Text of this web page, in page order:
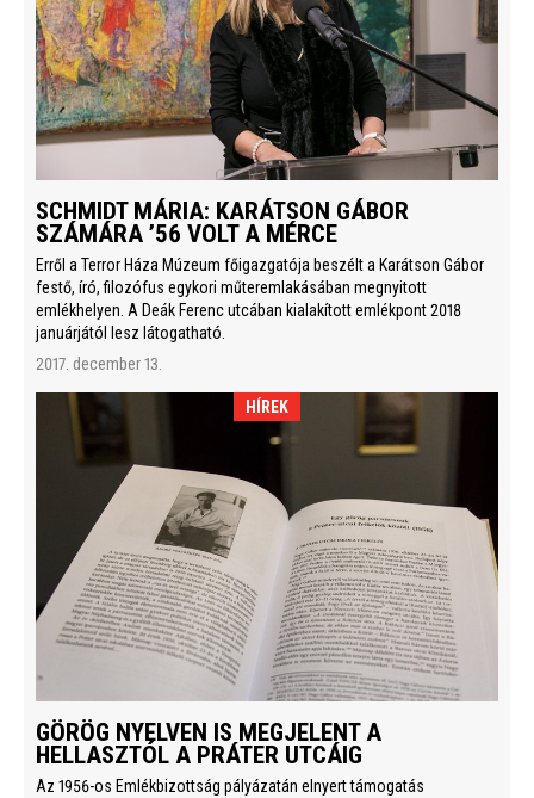
SCHMIDT MÁRIA: KARÁTSON GÁBOR
SZÁMÁRA ’56 VOLT A MÉRCE
Erről a Terror Háza Múzeum főigazgatója beszélt a Karátson Gábor
festő, író, filozófus egykori műteremlakásában megnyitott
emlékhelyen. A Deák Ferenc utcában kialakított emlékpont 2018
januárjától lesz látogatható.
2017. december 13.
HÍREK
GÖRÖG NYELVEN IS MEGJELENT A
HELLASZTÓL A PRÁTER UTCÁIG
Az 1956-os Emlékbizottság pályázatán elnyert támogatás